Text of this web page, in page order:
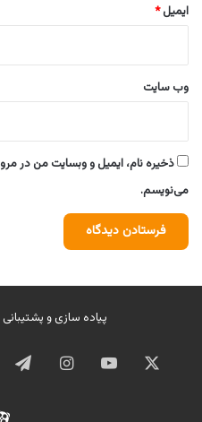
ایمیل*
وب‌ سایت
ذخیره نام، ایمیل و وبسایت من در
می‌نویسم.
پیاده سازی و
ایکس یوتیوب اینستاگرام